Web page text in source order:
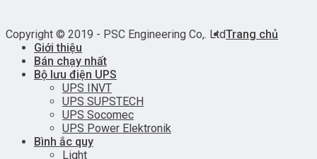
Copyright © 2019 - PSC Engineering Co,. LtdTrang chủ
Giới thiệu
Bán chạy nhất
Bộ lưu điện UPS
UPS INVT
UPS SUPSTECH
UPS Socomec
UPS Power Elektronik
Bình ắc quy
Light